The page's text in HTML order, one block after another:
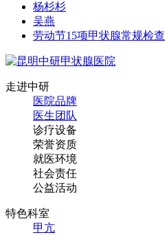
杨杉杉
吴燕
劳动节15项甲状腺常规检查
走进中研
医院品牌
医生团队
诊疗设备
荣誉资质
就医环境
社会责任
公益活动
特色科室
甲亢